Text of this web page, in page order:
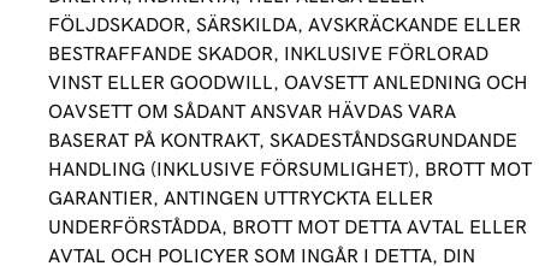
FÖLJDSKADOR, SÄRSKILDA, AVSKRÄCKANDE ELLER
BESTRAFFANDE SKADOR, INKLUSIVE FÖRLORAD
VINST ELLER GOODWILL, OAVSETT ANLEDNING OCH
OAVSETT OM SÅDANT ANSVAR HÄVDAS VARA
BASERAT PÅ KONTRAKT, SKADESTÅNDSGRUNDANDE
HANDLING (INKLUSIVE FÖRSUMLIGHET), BROTT MOT
GARANTIER, ANTINGEN UTTRYCKTA ELLER
UNDERFÖRSTÅDDA, BROTT MOT DETTA AVTAL ELLER
AVTAL OCH POLICYER SOM INGÅR I DETTA, DIN